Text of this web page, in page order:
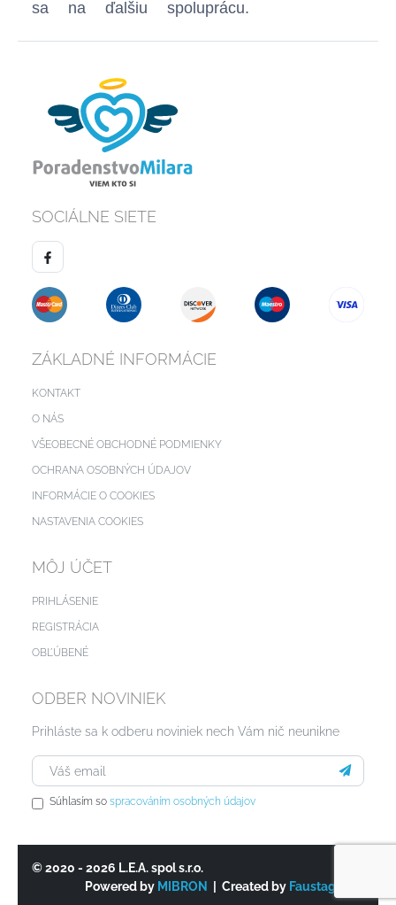
sa na ďalšiu spoluprácu.
SOCIÁLNE SIETE
ZÁKLADNÉ INFORMÁCIE
KONTAKT
O NÁS
VŠEOBECNÉ OBCHODNÉ PODMIENKY
OCHRANA OSOBNÝCH ÚDAJOV
INFORMÁCIE O COOKIES
NASTAVENIA COOKIES
MÔJ ÚČET
PRIHLÁSENIE
REGISTRÁCIA
OBĽÚBENÉ
ODBER NOVINIEK
Prihláste sa k odberu noviniek nech Vám nič neunikne
Súhlasím so spracováním osobných údajov
© 2020 - 2026 L.E.A. spol s.r.o.
Powered by MIBRON | Created by Faustagency